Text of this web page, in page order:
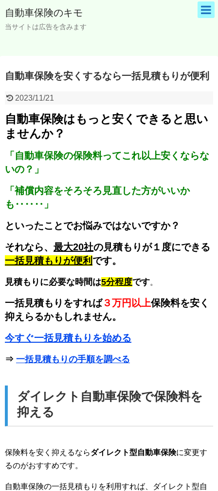
自動車保険のキモ
当サイトは広告を含みます
自動車保険を安くするなら一括見積もりが便利
2023/11/21
自動車保険はもっと安くできると思い
ませんか？
「自動車保険の保険料ってこれ以上安くならな
いの？」
「補償内容をそろそろ見直した方がいいか
も‥‥‥」
といったことでお悩みではないですか？
それなら、 最大20社の見積もりが１度にできる
一括見積もりが便利 です。
見積もりに必要な時間は5分程度です。
一括見積もりをすれば３万円以上保険料を安く
抑えらるかもしれません。
今すぐ一括見積もりを始める
⇒ 一括見積もりの手順を調べる
ダイレクト自動車保険で保険料を
抑える
保険料を安く抑えるならダイレクト型自動車保険に変更す
るのがおすすめです。
自動車保険の一括見積もりを利用すれば、ダイレクト型自